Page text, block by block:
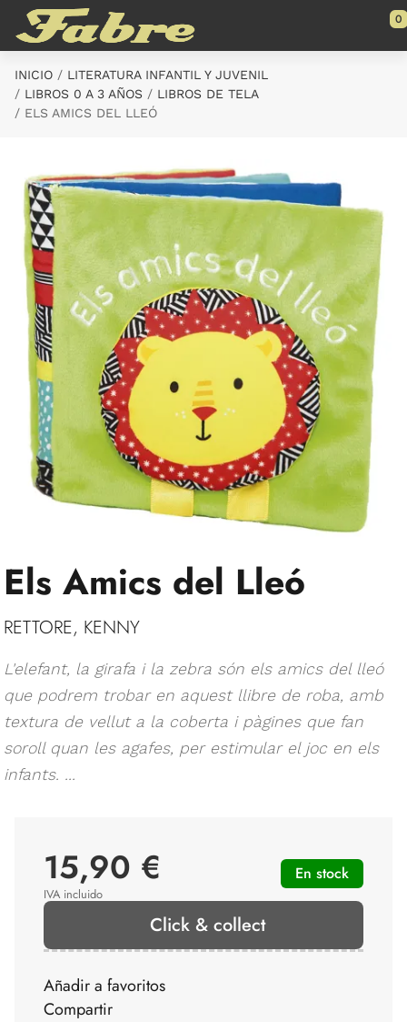
Saltar al contenido principal
0
INICIO
LITERATURA INFANTIL Y JUVENIL
LIBROS 0 A 3 AÑOS
LIBROS DE TELA
ELS AMICS DEL LLEÓ
Els Amics del Lleó
RETTORE, KENNY
L'elefant, la girafa i la zebra són els amics del lleó
que podrem trobar en aquest llibre de roba, amb
textura de vellut a la coberta i pàgines que fan
soroll quan les agafes, per estimular el joc en els
infants. ...
15,90 €
IVA incluido
En stock
Click & collect
Añadir a favoritos
Compartir